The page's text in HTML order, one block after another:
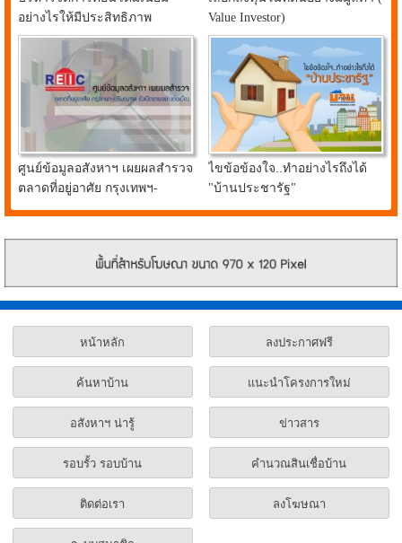
อย่างไรให้มีประสิทธิภาพ
Value Investor)
ศูนย์ข้อมูลอสังหาฯ เผยผลสำรวจ
ตลาดที่อยู่อาศัย กรุงเทพฯ-
ปริมณฑล ยังเปิดขายอย่างต่อ
ไขข้อข้องใจ..ทำอย่างไรถึงได้
"บ้านประชารัฐ"
หน้าหลัก ลงประกาศฟรี
ค้นหาบ้าน แนะนำโครงการใหม่
อสังหาฯ น่ารู้ ข่าวสาร
รอบรั้ว รอบบ้าน คำนวณสินเชื่อบ้าน
ติดต่อเรา ลงโฆษณา